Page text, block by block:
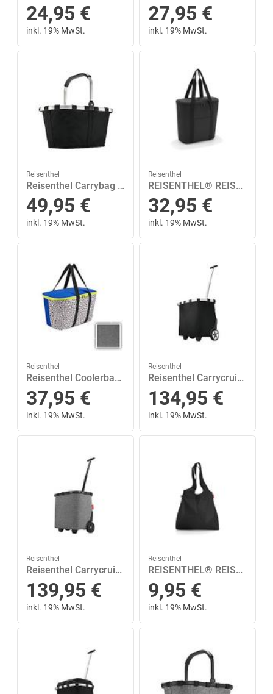
24,95 €
inkl. 19% MwSt.
27,95 €
inkl. 19% MwSt.
Reisenthel
Reisenthel Carrybag Shopping 22 Liter
49,95 €
inkl. 19% MwSt.
Reisenthel
REISENTHEL® REISENTHEL® Einkaufsshopper »thermoshopper Isoliertasche black 15 L«
32,95 €
inkl. 19% MwSt.
Reisenthel
Reisenthel Coolerbag Shopping 20 Liter Grau|Schwarz
37,95 €
inkl. 19% MwSt.
Reisenthel
Reisenthel Carrycruiser mit 2 Rollen Shopping 40 Liter Schwarz
134,95 €
inkl. 19% MwSt.
Reisenthel
Reisenthel Carrycruiser mit 2 Rollen Frame Twist Shopping 40 Liter Grau|Silber
139,95 €
inkl. 19% MwSt.
Reisenthel
REISENTHEL® REISENTHEL® Einkaufsshopper »Mini Maxi Shopper L black 22 L«
9,95 €
inkl. 19% MwSt.